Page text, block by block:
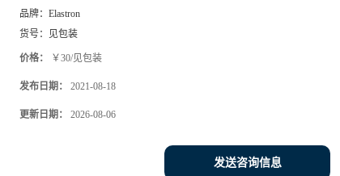
品牌： Elastron
货号：
见包装
价格： ￥30/见包装
发布日期： 2021-08-18
更新日期： 2026-08-06
发送咨询信息